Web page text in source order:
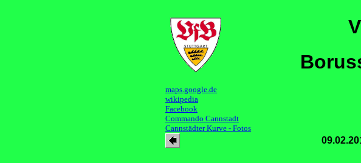
maps.google.de
wikipedia
Facebook
Commando Cannstadt
Cannstädter Kurve - Fotos